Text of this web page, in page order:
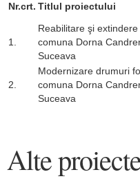
Nr.crt. Titlul proiectului
1.
Reabilitare şi
comuna Dorna
Suceava
2.
Modernizare drumuri
comuna Dorna
Suceava
Alte